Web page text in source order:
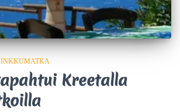
Kreetalla